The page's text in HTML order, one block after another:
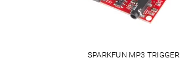
SPARKFUN MP3 TRIGGER